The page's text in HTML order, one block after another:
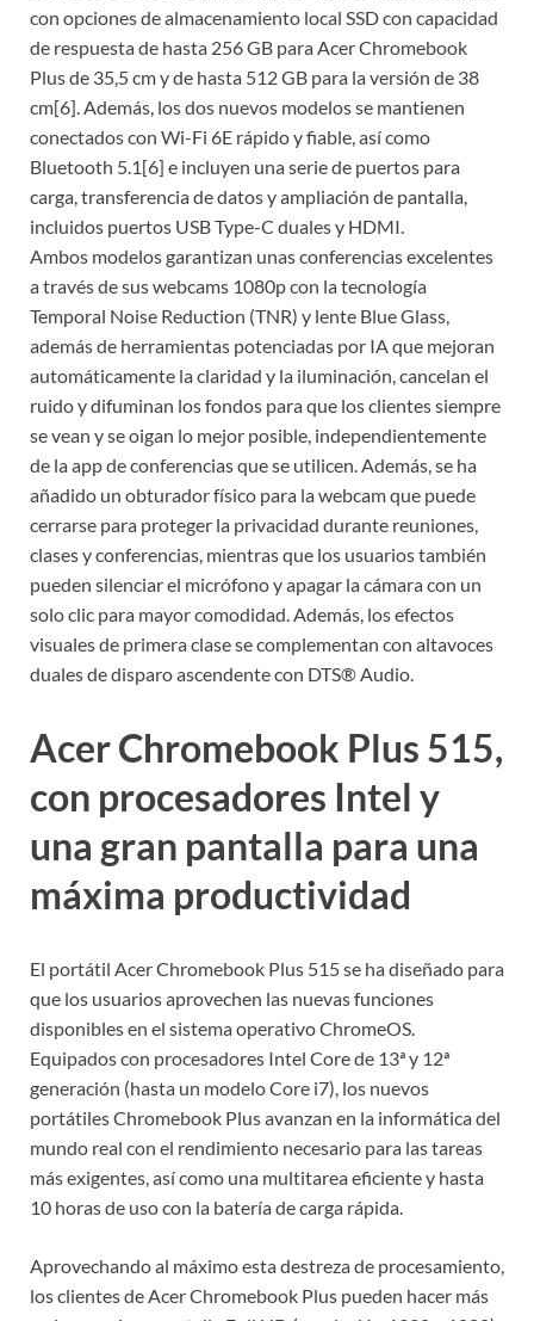
con opciones de almacenamiento local SSD con capacidad
de respuesta de hasta 256 GB para Acer Chromebook
Plus de 35,5 cm y de hasta 512 GB para la versión de 38
cm[6]. Además, los dos nuevos modelos se mantienen
conectados con Wi-Fi 6E rápido y fiable, así como
Bluetooth 5.1[6] e incluyen una serie de puertos para
carga, transferencia de datos y ampliación de pantalla,
incluidos puertos USB Type-C duales y HDMI.
Ambos modelos garantizan unas conferencias excelentes
a través de sus webcams 1080p con la tecnología
Temporal Noise Reduction (TNR) y lente Blue Glass,
además de herramientas potenciadas por IA que mejoran
automáticamente la claridad y la iluminación, cancelan el
ruido y difuminan los fondos para que los clientes siempre
se vean y se oigan lo mejor posible, independientemente
de la app de conferencias que se utilicen. Además, se ha
añadido un obturador físico para la webcam que puede
cerrarse para proteger la privacidad durante reuniones,
clases y conferencias, mientras que los usuarios también
pueden silenciar el micrófono y apagar la cámara con un
solo clic para mayor comodidad. Además, los efectos
visuales de primera clase se complementan con altavoces
duales de disparo ascendente con DTS® Audio.
Acer Chromebook Plus 515,
con procesadores Intel y
una gran pantalla para una
máxima productividad
El portátil Acer Chromebook Plus 515 se ha diseñado para
que los usuarios aprovechen las nuevas funciones
disponibles en el sistema operativo ChromeOS.
Equipados con procesadores Intel Core de 13ª y 12ª
generación (hasta un modelo Core i7), los nuevos
portátiles Chromebook Plus avanzan en la informática del
mundo real con el rendimiento necesario para las tareas
más exigentes, así como una multitarea eficiente y hasta
10 horas de uso con la batería de carga rápida.
Aprovechando al máximo esta destreza de procesamiento,
los clientes de Acer Chromebook Plus pueden hacer más